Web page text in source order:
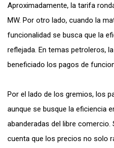
Aproximadamente, la tarifa
MW. Por otro lado, cuando la
funcionalidad se busca que la
reflejada. En temas petroleros,
beneficiado los pagos de
Por el lado de los gremios, los
aunque se busque la eficiencia
abanderadas del libre comercio.
cuenta que los precios no solo